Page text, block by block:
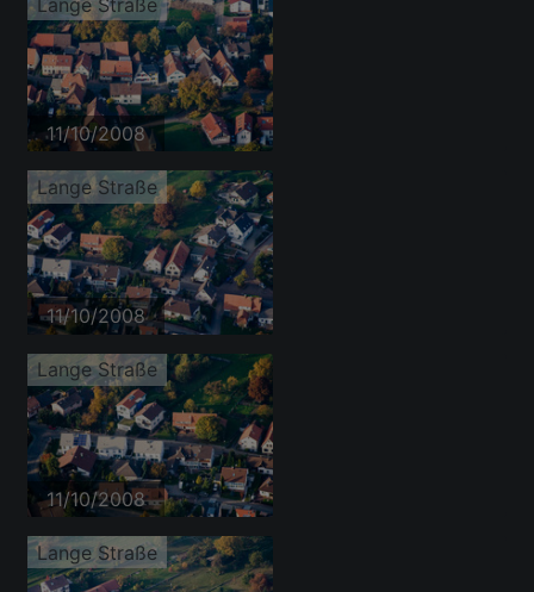
11/10/2008
Lange Straße
11/10/2008
Lange Straße
11/10/2008
Lange Straße